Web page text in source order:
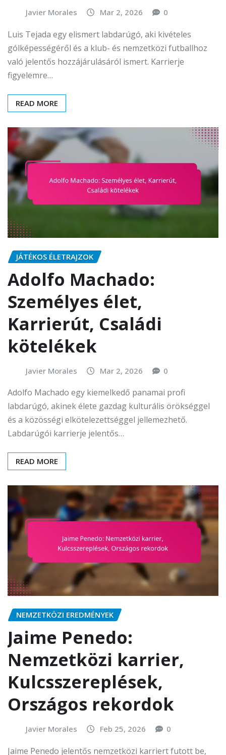
Javier Morales Mar 2, 2026 0
Luis Tejada egy elismert labdarúgó, aki kivételes
gólképességéről és a klub- és nemzetközi futballhoz
való jelentős hozzájárulásáról ismert. Karrierje
figyelemre…
READ MORE
JÁTÉKOS ÉLETRAJZOK
Adolfo Machado:
Személyes élet,
Karrierút, Családi
kötelékek
Javier Morales Mar 2, 2026 0
Adolfo Machado egy kiemelkedő panamai profi
labdarúgó, akinek élete gazdag kulturális örökséggel
és a közösségi elkötelezettséggel jellemezhető.
Labdarúgói karrierje jelentős…
READ MORE
NEMZETKÖZI EREDMÉNYEK
Jaime Penedo:
Nemzetközi karrier,
Kulcsszereplések,
Országos rekordok
Javier Morales Feb 25, 2026 0
Jaime Penedo jelentős nemzetközi karriert futott be,